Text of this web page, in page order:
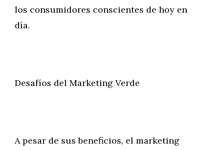
los consumidores conscientes de hoy en
día.
Desafíos del Marketing Verde
A pesar de sus beneficios, el marketing